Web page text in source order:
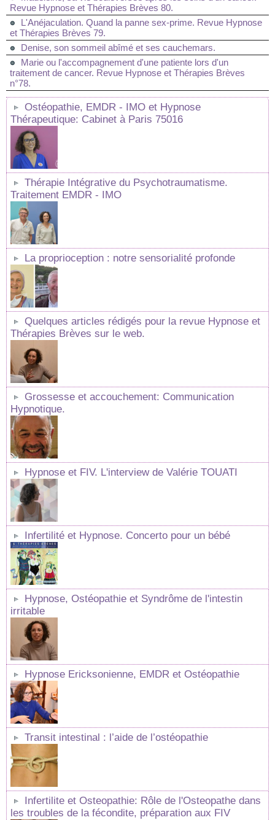
Revue Hypnose et Thérapies Brèves 80.
L'Anéjaculation. Quand la panne sex-prime. Revue Hypnose
et Thérapies Brèves 79.
Denise, son sommeil abîmé et ses cauchemars.
Marie ou l'accompagnement d'une patiente lors d'un
traitement de cancer. Revue Hypnose et Thérapies Brèves
n°78.
Ostéopathie, EMDR - IMO et Hypnose
Thérapeutique: Cabinet à Paris 75016
Thérapie Intégrative du Psychotraumatisme.
Traitement EMDR - IMO
La proprioception : notre sensorialité profonde
Quelques articles rédigés pour la revue Hypnose et
Thérapies Brèves sur le web.
Grossesse et accouchement: Communication
Hypnotique.
Hypnose et FIV. L'interview de Valérie TOUATI
Infertilité et Hypnose. Concerto pour un bébé
Hypnose, Ostéopathie et Syndrôme de l'intestin
irritable
Hypnose Ericksonienne, EMDR et Ostéopathie
Transit intestinal : l’aide de l’ostéopathie
Infertilite et Osteopathie: Rôle de l'Osteopathe dans
les troubles de la fécondite, préparation aux FIV